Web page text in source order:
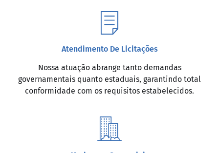
Atendimento De Licitações
Nossa atuação abrange tanto demandas
governamentais quanto estaduais, garantindo total
conformidade com os requisitos estabelecidos.